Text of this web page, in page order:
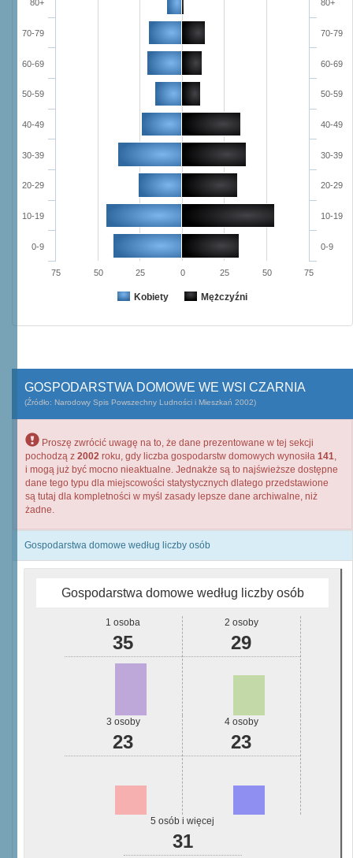
Kobiety Mężczyźni
0-9
10-19
20-29
30-39
40-49
50-59
60-69
70-79
80+
0-9
10-19
20-29
30-39
40-49
50-59
60-69
70-79
80+
0
75 50 25 25 50 75
GOSPODARSTWA DOMOWE WE WSI CZARNIA
(Źródło: Narodowy Spis Powszechny Ludności i Mieszkań 2002)
Proszę zwrócić uwagę na to, że dane prezentowane w tej sekcji
pochodzą z 2002 roku, gdy liczba gospodarstw domowych wynosiła 141,
i mogą już być mocno nieaktualne. Jednakże są to najświeższe dostępne
dane tego typu dla miejscowości statystycznych dlatego przedstawione
są tutaj dla kompletności w myśl zasady lepsze dane archiwalne, niż
żadne.
Gospodarstwa domowe według liczby osób
Gospodarstwa domowe według liczby osób
1 osoba
35
2 osoby
29
3 osoby
23
4 osoby
23
5 osób i więcej
31